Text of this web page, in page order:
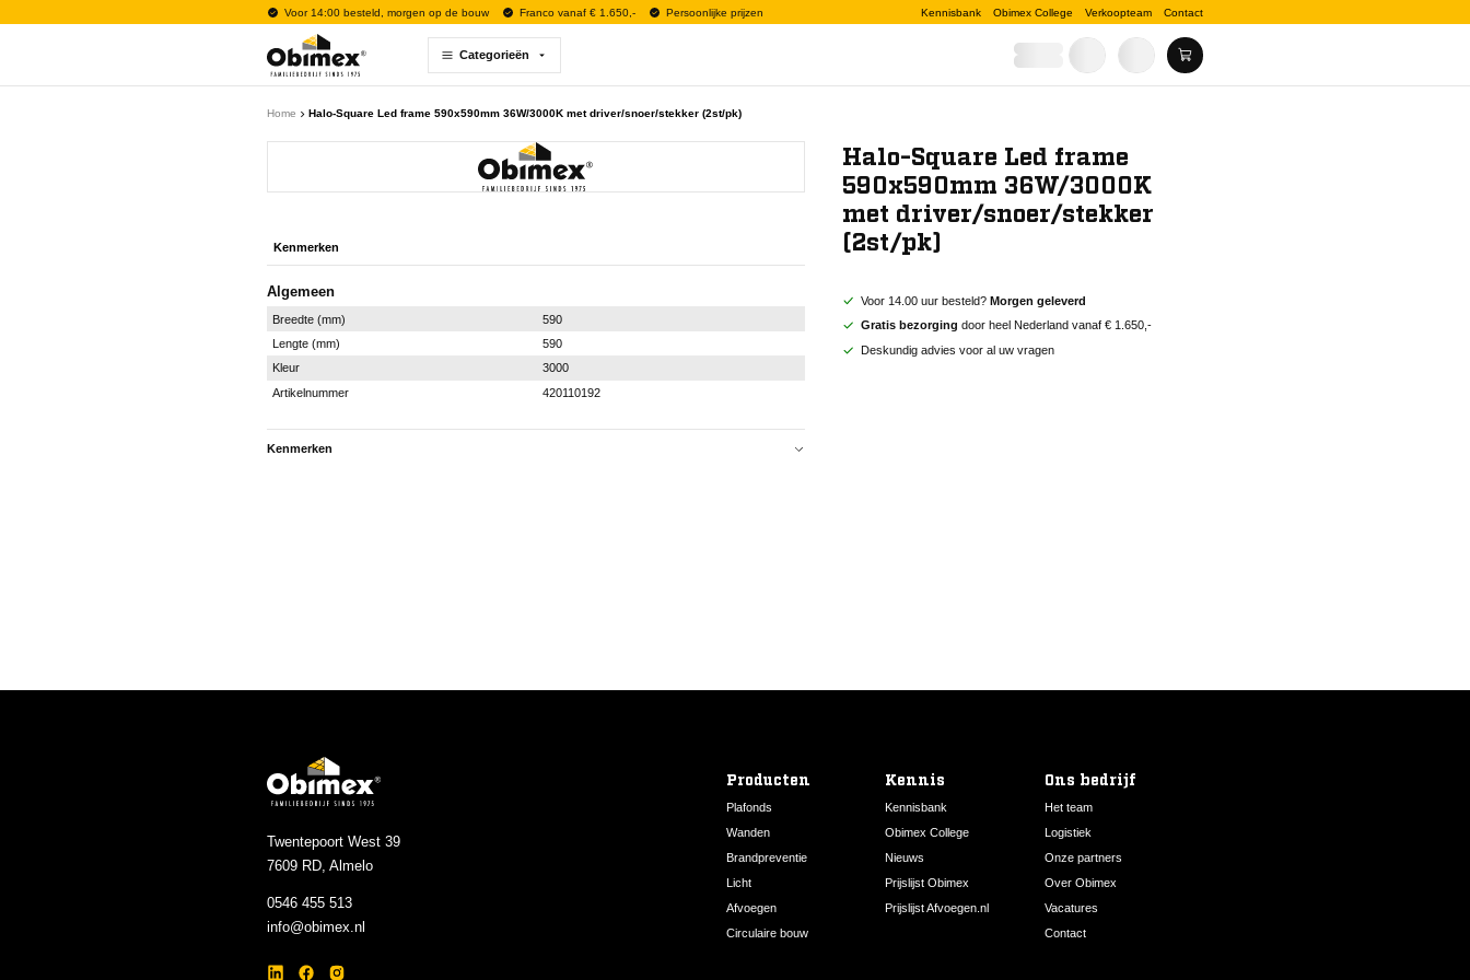
Voor 14:00 besteld, morgen op de bouw Franco vanaf € 1.650,- Persoonlijke prijzen Kennisbank Obimex College Verkoopteam Contact
Categorieën
Home Halo-Square Led frame 590x590mm 36W/3000K met driver/snoer/stekker (2st/pk)
Halo-Square Led frame
590x590mm 36W/3000K
met driver/snoer/stekker
(2st/pk)
Voor 14.00 uur besteld? Morgen geleverd
Gratis bezorging door heel Nederland vanaf € 1.650,-
Deskundig advies voor al uw vragen
Kenmerken
Algemeen
Breedte (mm)
590
Lengte (mm)
590
Kleur
3000
Artikelnummer
420110192
Kenmerken
Twentepoort West 39
7609 RD, Almelo
0546 455 513
info@obimex.nl
Producten
Plafonds
Wanden
Brandpreventie
Licht
Afvoegen
Circulaire bouw
Kennis
Kennisbank
Obimex College
Nieuws
Prijslijst Obimex
Prijslijst Afvoegen.nl
Ons bedrijf
Het team
Logistiek
Onze partners
Over Obimex
Vacatures
Contact